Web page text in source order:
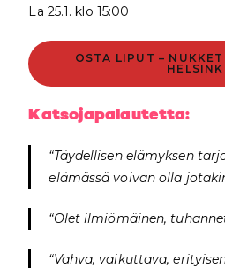
La 25.1. klo 15:00
OSTA LIPUT –
Katsojapalautetta:
“Täydellisen elämyksen
elämässä voivan olla
“Olet ilmiömäinen,
“Vahva, vaikuttava,